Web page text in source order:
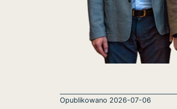
Opublikowano 2026-07-06